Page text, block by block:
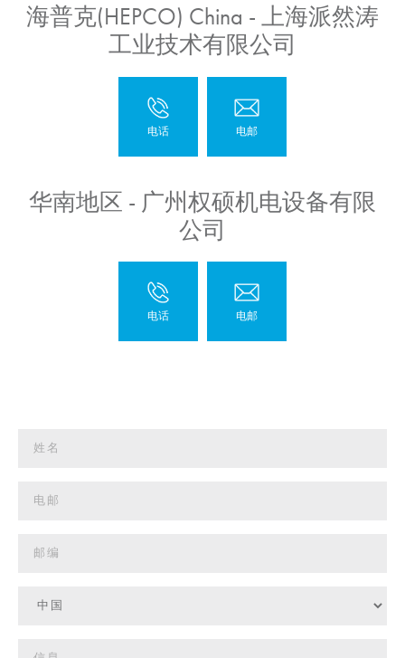
海普克(HEPCO) China - 上海派然涛
工业技术有限公司
华南地区 - 广州权硕机电设备有限
公司